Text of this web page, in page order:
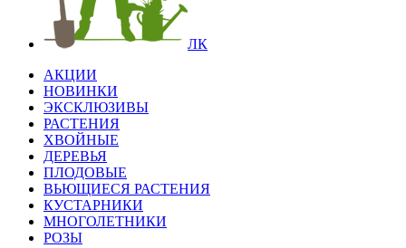
ЛК
АКЦИИ
НОВИНКИ
ЭКСКЛЮЗИВЫ
РАСТЕНИЯ
ХВОЙНЫЕ
ДЕРЕВЬЯ
ПЛОДОВЫЕ
ВЬЮЩИЕСЯ РАСТЕНИЯ
КУСТАРНИКИ
МНОГОЛЕТНИКИ
РОЗЫ